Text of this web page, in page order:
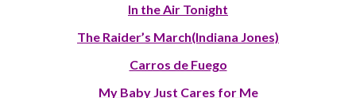
In the Air Tonight
The Raider’s March(Indiana Jones)
Carros de Fuego
My Baby Just Cares for Me